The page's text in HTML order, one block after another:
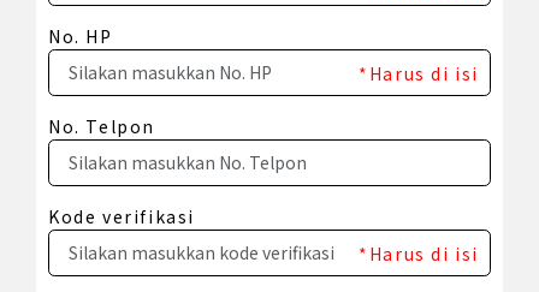
No. HP
*Harus di isi
No. Telpon
Kode verifikasi
*Harus di isi